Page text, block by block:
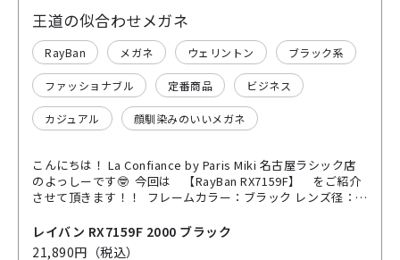
王道の似合わせメガネ
RayBan メガネ ウェリントン ブラック系
ファッショナブル 定番商品 ビジネス
カジュアル 顔馴染みのいいメガネ
こんにちは！ La Confiance by Paris Miki 名古屋ラシック店
のよっしーです🤓 今回は 【RayBan RX7159F】 をご紹介
させて頂きます！！ フレームカラー：ブラック レンズ径：
イプのセルフレームをご紹介します❗️ このフレームのgoodな
ところはなんと言ってもそのバランスの良さです‼️ 厚すぎず
レイバン RX7159F 2000 ブラック
21,890円（税込）